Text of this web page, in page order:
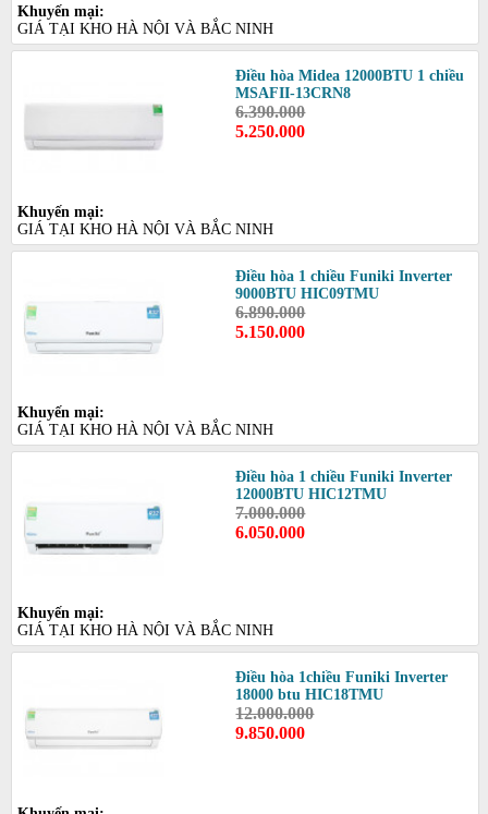
Khuyến mại:
GIÁ TẠI KHO HÀ NỘI VÀ BẮC NINH
Điều hòa Midea 12000BTU 1 chiều
MSAFII-13CRN8
6.390.000
5.250.000
Khuyến mại:
GIÁ TẠI KHO HÀ NỘI VÀ BẮC NINH
Điều hòa 1 chiều Funiki Inverter
9000BTU HIC09TMU
6.890.000
5.150.000
Khuyến mại:
GIÁ TẠI KHO HÀ NỘI VÀ BẮC NINH
Điều hòa 1 chiều Funiki Inverter
12000BTU HIC12TMU
7.000.000
6.050.000
Khuyến mại:
GIÁ TẠI KHO HÀ NỘI VÀ BẮC NINH
Điều hòa 1chiều Funiki Inverter
18000 btu HIC18TMU
12.000.000
9.850.000